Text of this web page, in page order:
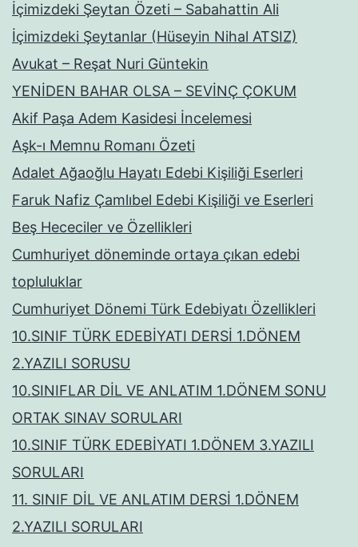
İçimizdeki Şeytan Özeti – Sabahattin Ali
İçimizdeki Şeytanlar (Hüseyin Nihal ATSIZ)
Avukat – Reşat Nuri Güntekin
YENİDEN BAHAR OLSA – SEVİNÇ ÇOKUM
Akif Paşa Adem Kasidesi İncelemesi
Aşk-ı Memnu Romanı Özeti
Adalet Ağaoğlu Hayatı Edebi Kişiliği Eserleri
Faruk Nafiz Çamlıbel Edebi Kişiliği ve Eserleri
Beş Hececiler ve Özellikleri
Cumhuriyet döneminde ortaya çıkan edebi
topluluklar
Cumhuriyet Dönemi Türk Edebiyatı Özellikleri
10.SINIF TÜRK EDEBİYATI DERSİ 1.DÖNEM
2.YAZILI SORUSU
10.SINIFLAR DİL VE ANLATIM 1.DÖNEM SONU
ORTAK SINAV SORULARI
10.SINIF TÜRK EDEBİYATI 1.DÖNEM 3.YAZILI
SORULARI
11. SINIF DİL VE ANLATIM DERSİ 1.DÖNEM
2.YAZILI SORULARI